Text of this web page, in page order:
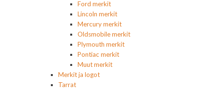
Ford merkit
Lincoln merkit
Mercury merkit
Oldsmobile merkit
Plymouth merkit
Pontiac merkit
Muut merkit
Merkit ja logot
Tarrat